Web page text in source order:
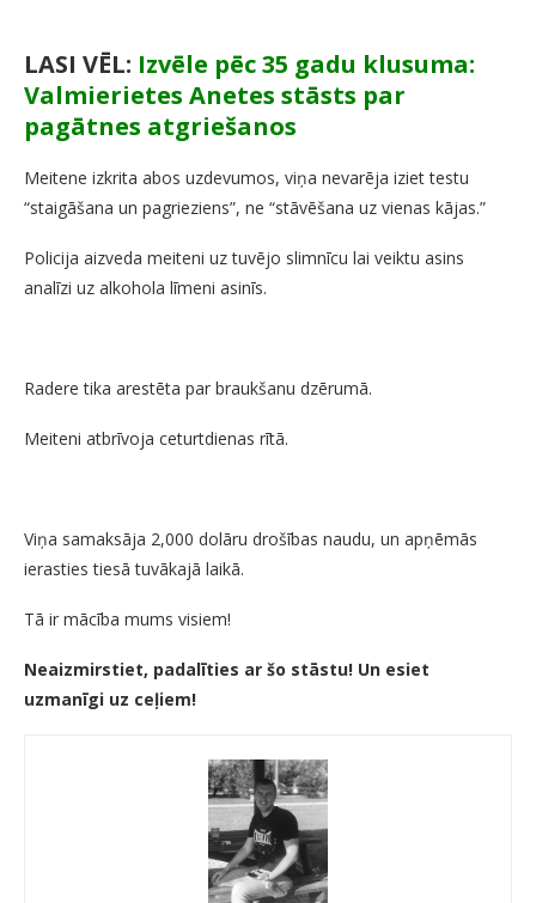
LASI VĒL: Izvēle pēc 35 gadu klusuma:
Valmierietes Anetes stāsts par
pagātnes atgriešanos
Meitene izkrita abos uzdevumos, viņa nevarēja iziet testu
“staigāšana un pagrieziens”, ne “stāvēšana uz vienas kājas.”
Policija aizveda meiteni uz tuvējo slimnīcu lai veiktu asins
analīzi uz alkohola līmeni asinīs.
Radere tika arestēta par braukšanu dzērumā.
Meiteni atbrīvoja ceturtdienas rītā.
Viņa samaksāja 2,000 dolāru drošības naudu, un apņēmās
ierasties tiesā tuvākajā laikā.
Tā ir mācība mums visiem!
Neaizmirstiet, padalīties ar šo stāstu! Un esiet
uzmanīgi uz ceļiem!